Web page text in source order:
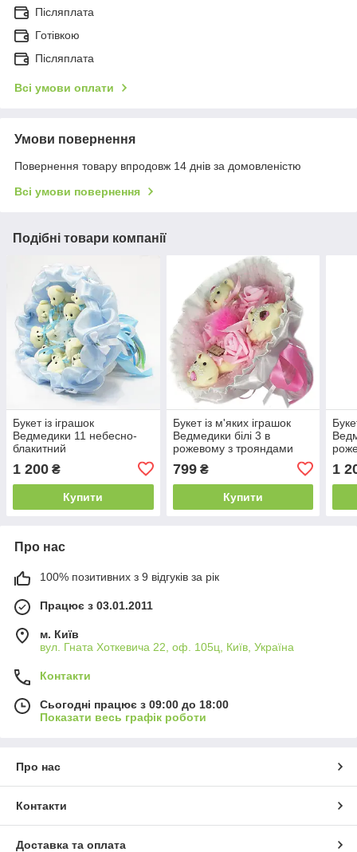
Післяплата
Готівкою
Післяплата
Всі умови оплати
Умови повернення
Повернення товару впродовж 14 днів за домовленістю
Всі умови повернення
Подібні товари компанії
Букет із іграшок
Ведмедики 11 небесно-
блакитний
1 200 ₴
Купити
Букет із м'яких іграшок
Ведмедики білі 3 в
рожевому з трояндами
799₴
Купити
1
Про нас
100% позитивних з 9 відгуків за рік
Працює з 03.01.2011
м. Київ
вул. Гната Хоткевича 22, оф. 105ц, Київ, Україна
Контакти
Сьогодні працює з 09:00 до 18:00
Показати весь графік роботи
Про нас
Контакти
Доставка та оплата